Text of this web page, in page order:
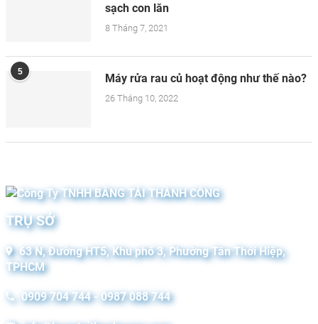
sạch con lăn
8 Tháng 7, 2021
5 Máy rửa rau củ hoạt động như thế nào?
26 Tháng 10, 2022
TRỤ SỞ
63 N, Đường HT5, Khu phố 3, Phường Tân Thới Hiệp,
TPHCM
0909 704 744 - 0987 088 744